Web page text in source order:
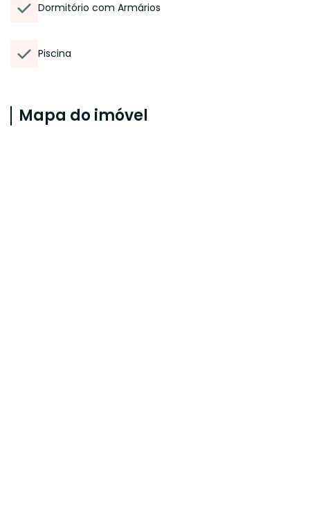
Dormitório com Armários
Piscina
Mapa do imóvel